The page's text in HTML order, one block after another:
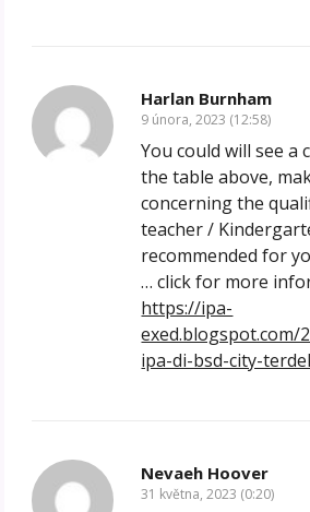
Harlan Burnham
9 února, 2023 (12:58)
You could will see a
the table above,
concerning the
teacher /
recommended for
… click for more
https://ipa-
exed.blogspot.com/
ipa-di-bsd-city-
Nevaeh Hoover
31 května, 2023 (0:20)